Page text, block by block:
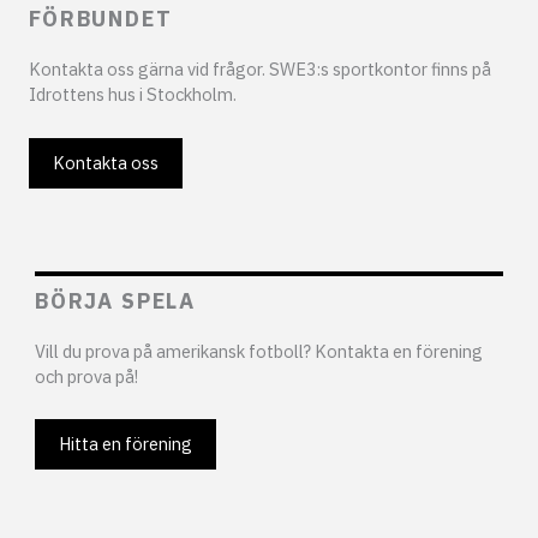
FÖRBUNDET
Kontakta oss gärna vid frågor. SWE3:s sportkontor finns på
Idrottens hus i Stockholm.
Kontakta oss
BÖRJA SPELA
Vill du prova på amerikansk fotboll? Kontakta en förening
och prova på!
Hitta en förening